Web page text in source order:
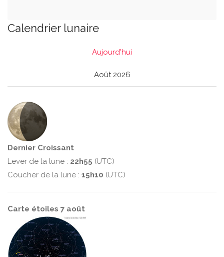
Calendrier lunaire
Aujourd'hui
Août 2026
Dernier Croissant
Lever de la lune : 22h55 (UTC)
Coucher de la lune : 15h10 (UTC)
Carte étoiles 7 août